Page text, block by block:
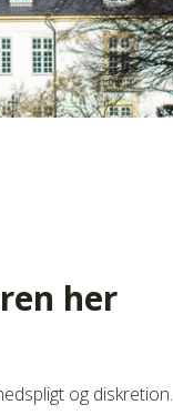
her
og diskretion.